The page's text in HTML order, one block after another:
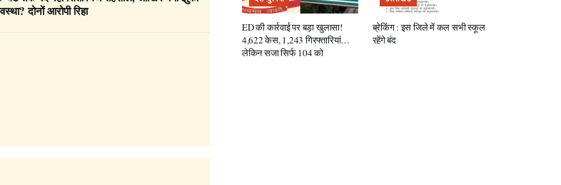
दोनों आरोपी रिहा
ED की कार्रवाई पर बड़ा खुलासा!
4,622 केस, 1,243 गिरफ्तारियां…
लेकिन सजा सिर्फ 104 को
ब्रेकिंग : इस जिले में कल सभी स्कूल
रहेंगे बंद